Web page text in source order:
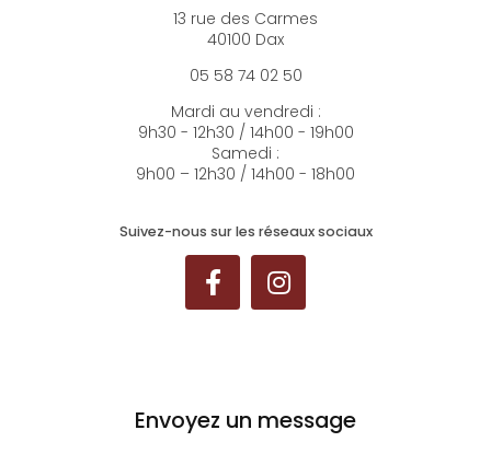
13 rue des Carmes
40100 Dax
05 58 74 02 50
Mardi au vendredi :
9h30 - 12h30 / 14h00 - 19h00
Samedi :
9h00 – 12h30 / 14h00 - 18h00
Suivez-nous sur les réseaux sociaux
Envoyez un message